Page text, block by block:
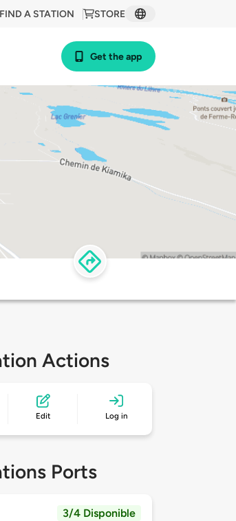
STORE
FIND A STATION
Get the app
Actions
Edit Log in
Ports
3/4 Disponible